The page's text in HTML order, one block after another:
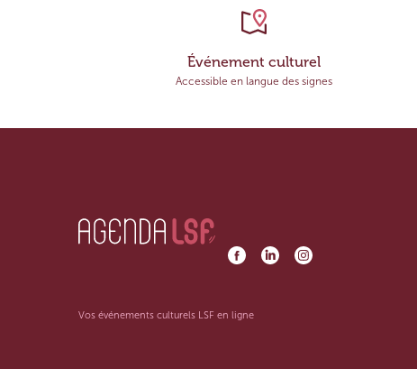
Événement culturel
Accessible en langue des signes
Vos événements culturels LSF en ligne